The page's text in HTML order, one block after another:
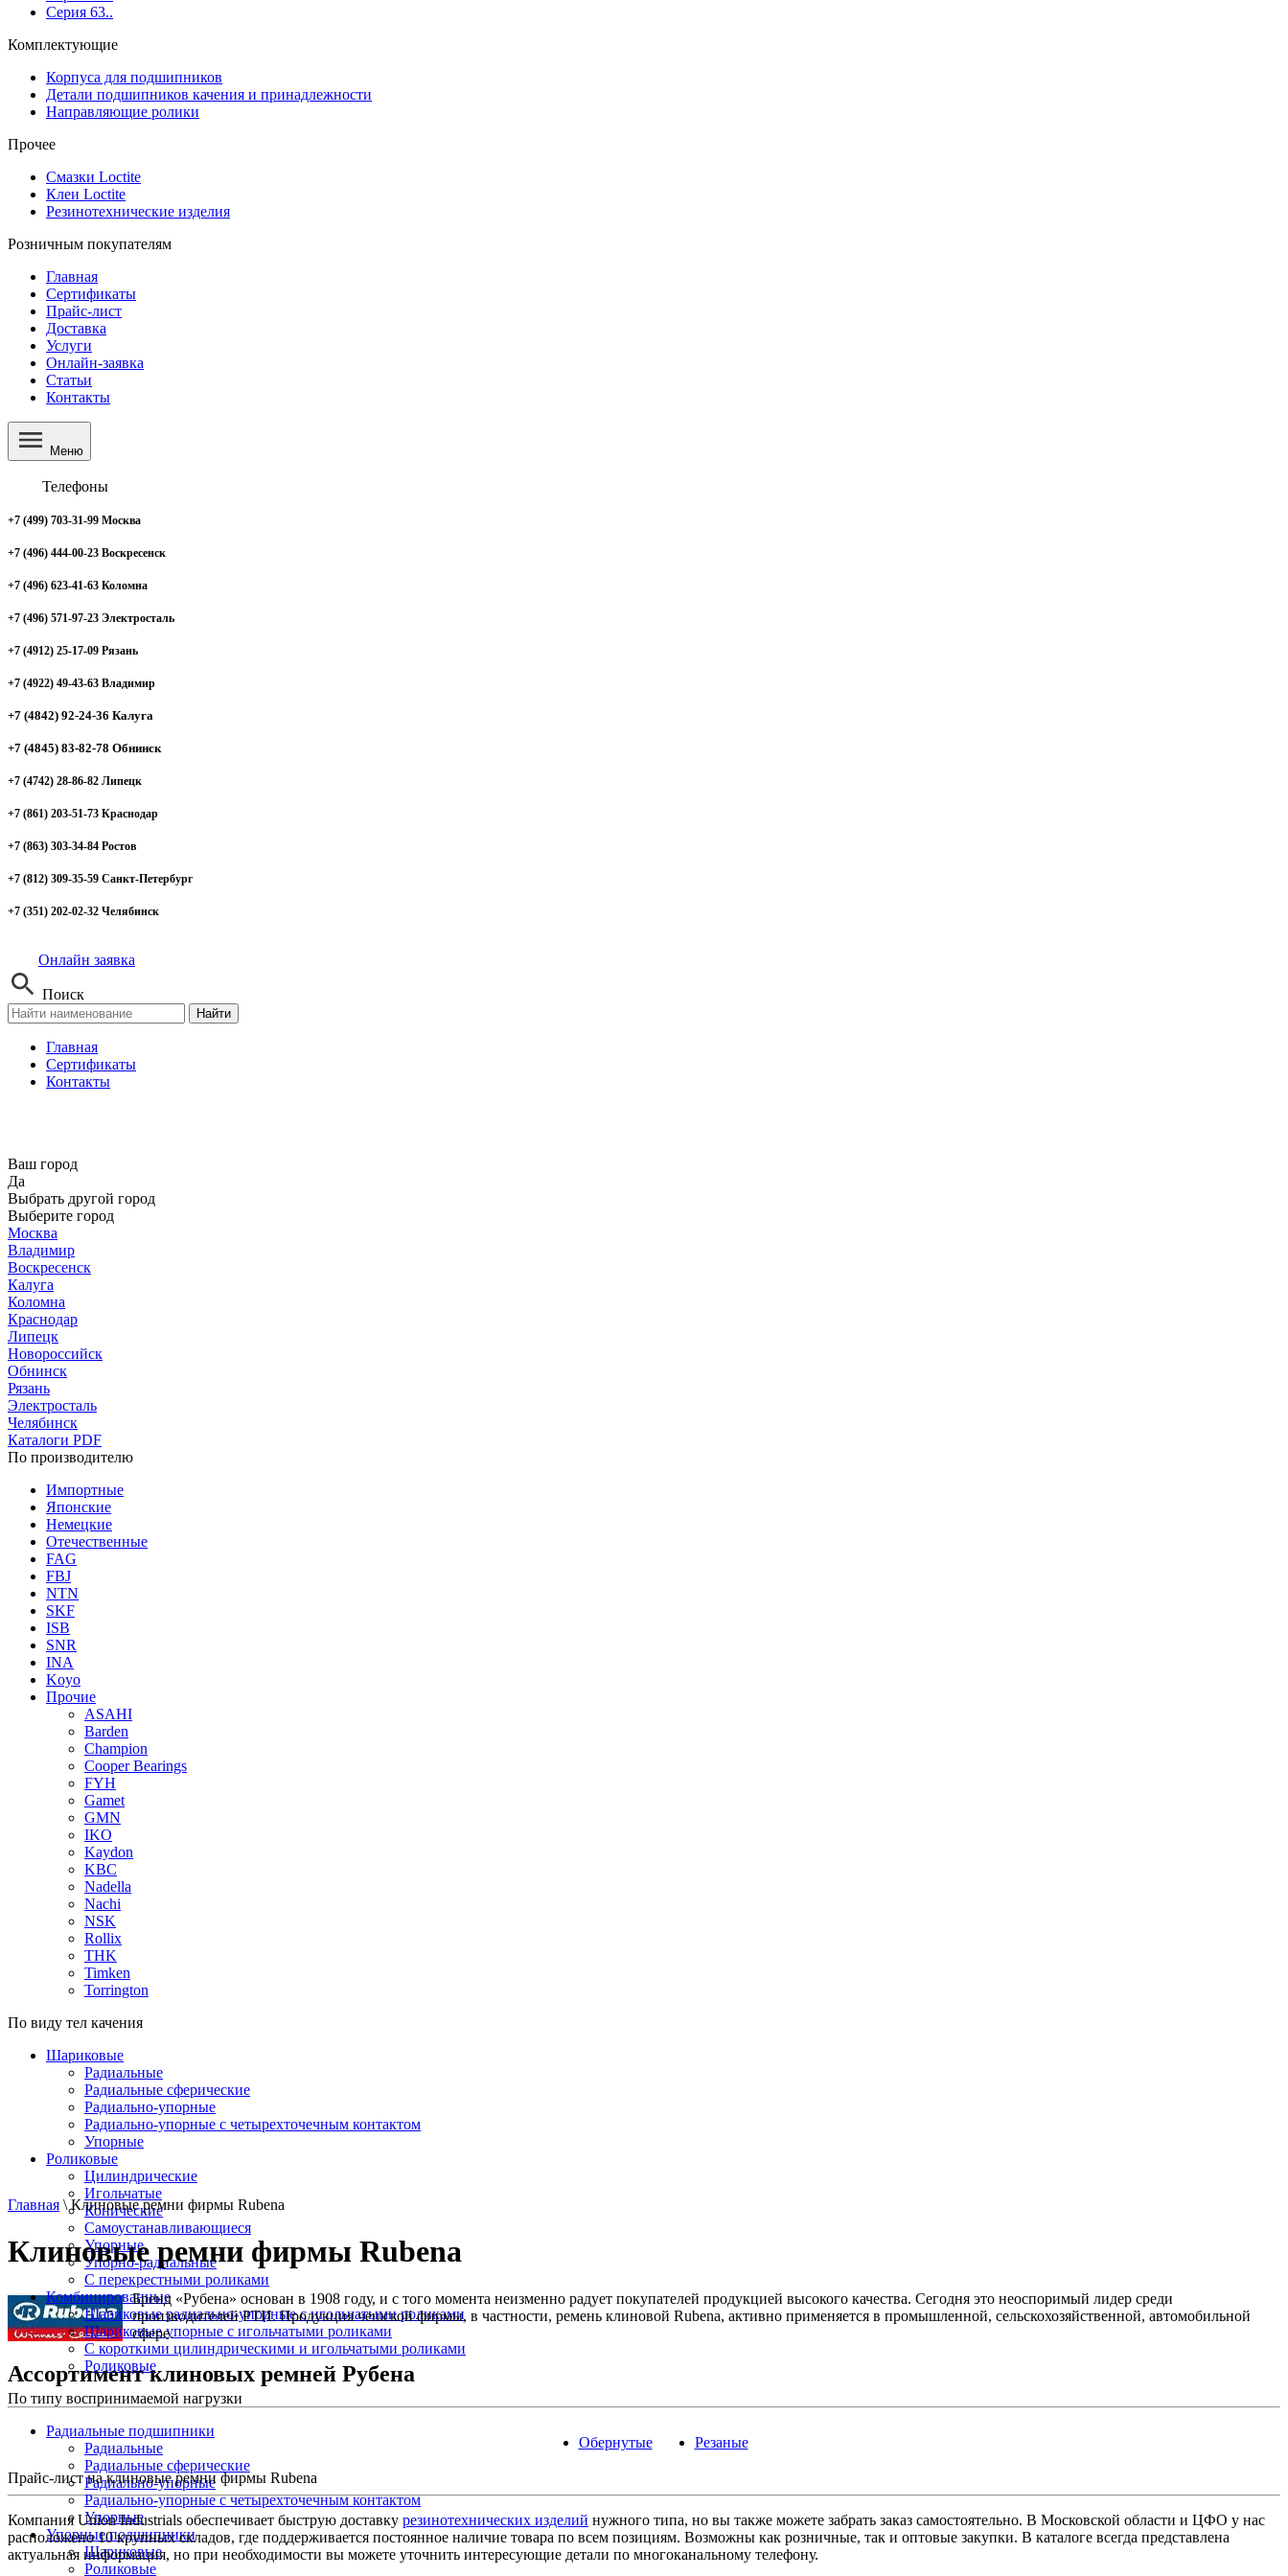
Серия 63..
Комплектующие
Корпуса для подшипников
Детали подшипников качения и принадлежности
Направляющие ролики
Прочее
Смазки Loctite
Клеи Loctite
Резинотехнические изделия
Розничным покупателям
Главная
Сертификаты
Прайс-лист
Доставка
Услуги
Онлайн-заявка
Статьи
Контакты
Меню
Телефоны
+7 (499) 703-31-99 Москва
+7 (496) 444-00-23 Воскресенск
+7 (496) 623-41-63 Коломна
+7 (496) 571-97-23 Электросталь
+7 (4912) 25-17-09 Рязань
+7 (4922) 49-43-63 Владимир
+7 (4842) 92-24-36 Калуга
+7 (4845) 83-82-78 Обнинск
+7 (4742) 28-86-82 Липецк
+7 (861) 203-51-73 Краснодар
+7 (863) 303-34-84 Ростов
+7 (812) 309-35-59 Санкт-Петербург
+7 (351) 202-02-32 Челябинск
Онлайн заявка
Поиск
Найти
Главная
Сертификаты
Контакты
Ваш город
Да
Выбрать другой город
Выберите город
Москва
Владимир
Воскресенск
Калуга
Коломна
Краснодар
Липецк
Новороссийск
Обнинск
Рязань
Электросталь
Челябинск
Каталоги PDF
По производителю
Импортные
Японские
Немецкие
Отечественные
FAG
FBJ
NTN
SKF
ISB
SNR
INA
Koyo
Прочие
ASAHI
Barden
Champion
Cooper Bearings
FYH
Gamet
GMN
IKO
Kaydon
KBC
Nadella
Nachi
NSK
Rollix
THK
Timken
Torrington
По виду тел качения
Шариковые
Радиальные
Радиальные сферические
Радиально-упорные
Радиально-упорные с четырехточечным контактом
Упорные
Роликовые
Цилиндрические
Игольчатые
Конические
Самоустанавливающиеся
Упорные
Упорно-радиальные
C перекрестными роликами
Комбинированные
Шариковые радиально-упорные с игольчатыми роликами
Шариковые упорные с игольчатыми роликами
С короткими цилиндрическими и игольчатыми роликами
Роликовые
По типу воспринимаемой нагрузки
Радиальные подшипники
Радиальные
Радиальные сферические
Радиально-упорные
Радиально-упорные с четырехточечным контактом
Упорные
Упорные подшипники
Шариковые
Роликовые
Главная \ Клиновые ремни фирмы Rubena
Клиновые ремни фирмы Rubena
Бренд «Рубена» основан в 1908 году, и с того момента неизменно радует покупателей продукцией высокого качества. Сегодня это неоспоримый лидер среди
производителей РТИ. Продукция чешской фирмы, в частности, ремень клиновой Rubena, активно применяется в промышленной, сельскохозяйственной, автомобильной
сфере.
Ассортимент клиновых ремней Рубена
Обернутые Резаные
Прайс-лист на клиновые ремни фирмы Rubena
Компания Union Industrials обеспечивает быструю доставку резинотехнических изделий нужного типа, но вы также можете забрать заказ самостоятельно. В Московской области и ЦФО у нас
расположено 10 крупных складов, где поддерживается постоянное наличие товара по всем позициям. Возможны как розничные, так и оптовые закупки. В каталоге всегда представлена
актуальная информация, но при необходимости вы можете уточнить интересующие детали по многоканальному телефону.